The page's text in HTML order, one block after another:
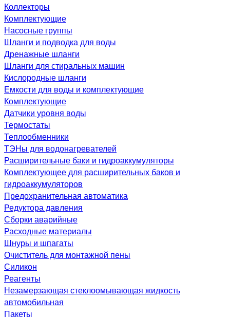
Коллекторы
Комплектующие
Насосные группы
Шланги и подводка для воды
Дренажные шланги
Шланги для стиральных машин
Кислородные шланги
Емкости для воды и комплектующие
Комплектующие
Датчики уровня воды
Термостаты
Теплообменники
ТЭНы для водонагревателей
Расширительные баки и гидроаккумуляторы
Комплектующее для расширительных баков и
гидроаккумуляторов
Предохранительная автоматика
Редуктора давления
Сборки аварийные
Расходные материалы
Шнуры и шпагаты
Очиститель для монтажной пены
Силикон
Реагенты
Незамерзающая стеклоомывающая жидкость
автомобильная
Пакеты